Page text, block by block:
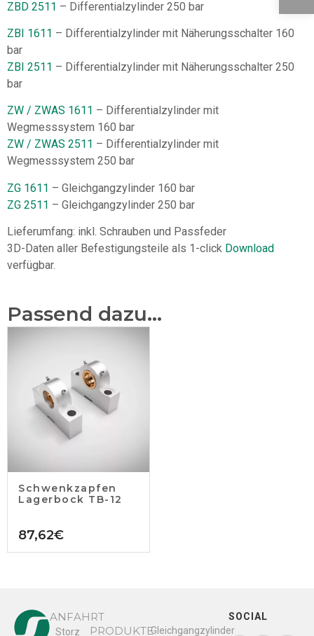
ZBD 2511 – Differentialzylinder 250 bar
ZBI 1611 – Differentialzylinder mit Näherungsschalter 160
bar
ZBI 2511 – Differentialzylinder mit Näherungsschalter 250
bar
ZW / ZWAS 1611 – Differentialzylinder mit
Wegmesssystem 160 bar
ZW / ZWAS 2511 – Differentialzylinder mit
Wegmesssystem 250 bar
ZG 1611 – Gleichgangzylinder 160 bar
ZG 2511 – Gleichgangzylinder 250 bar
Lieferumfang: inkl. Schrauben und Passfeder
3D-Daten aller Befestigungsteile als 1-click Download
verfügbar.
Passend dazu...
Schwenkzapfen
Lagerbock TB-12
87,62€
ANFAHRT
Storz PRODUKTEGleichgangzylinder
SOCIAL